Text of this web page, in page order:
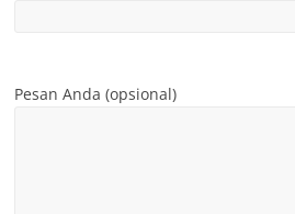
Pesan Anda (opsional)